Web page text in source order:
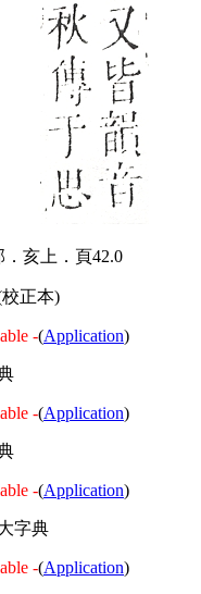
．亥上．頁42.0
正本)
-(Application)
-(Application)
-(Application)
字典
-(Application)